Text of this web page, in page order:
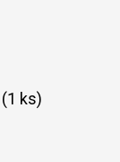
(1 ks)